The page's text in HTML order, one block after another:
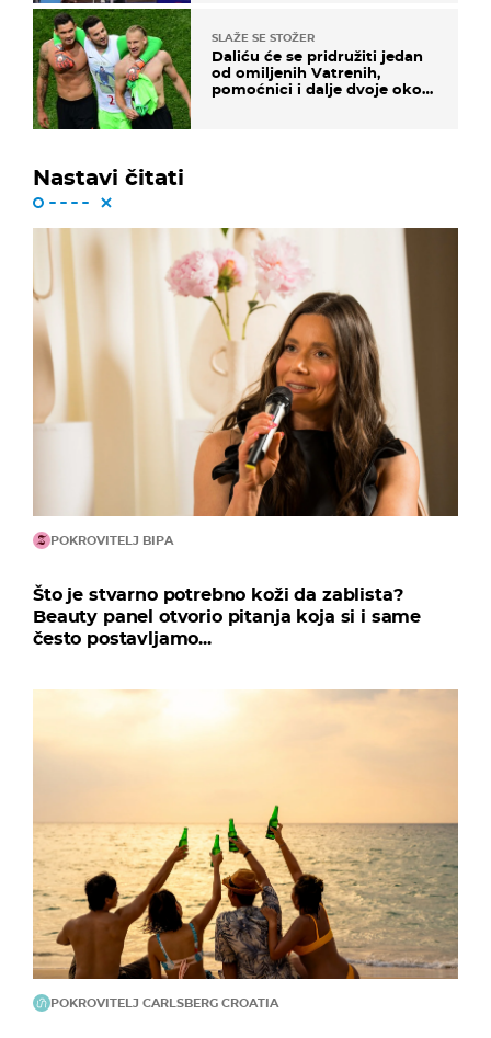
SLAŽE SE STOŽER
Daliću će se pridružiti jedan
od omiljenih Vatrenih,
pomoćnici i dalje dvoje oko
Nastavi čitati
POKROVITELJ BIPA
Što je stvarno potrebno koži da zablista?
Beauty panel otvorio pitanja koja si i same
često postavljamo...
POKROVITELJ CARLSBERG CROATIA